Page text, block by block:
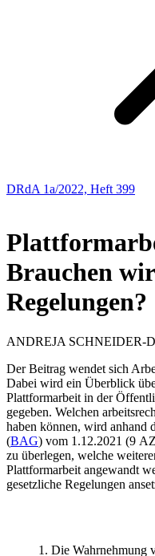
DRdA 1a/2022, Heft 399
Brauchen
Regelungen?
ANDREJA SCHNEIDER-
Der Beitrag wendet sich
Dabei wird ein Überblick
Plattformarbeit in der
gegeben. Welchen
haben können, wird anhand
(BAG) vom 1.12.2021 (9
zu überlegen, welche
Plattformarbeit angewandt
gesetzliche Regelungen
Die Wahrnehmung